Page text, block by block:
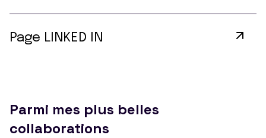
Page LINKED IN
Parmi mes plus belles
collaborations